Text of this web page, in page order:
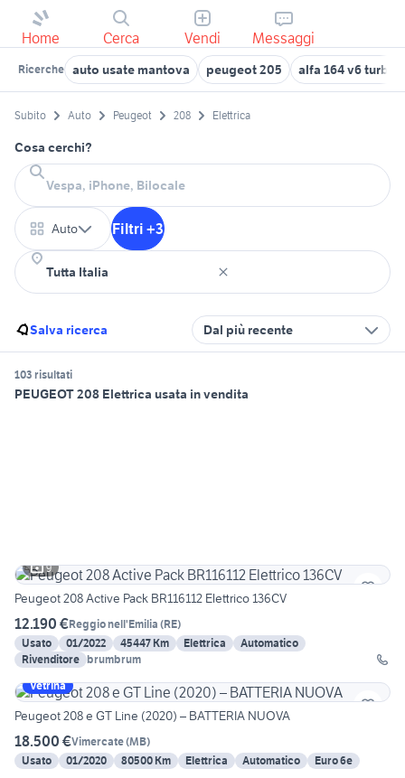
Home Cerca Vendi Messaggi
Ricerche auto usate mantova peugeot 205 alfa 164 v6 turbo
Subito Auto Peugeot 208 Elettrica
Cosa cerchi?
Auto Filtri +3
Salva ricerca Dal più recente
103 risultati
PEUGEOT 208 Elettrica usata in vendita
9
Peugeot 208 Active Pack BR116112 Elettrico 136CV
12.190 €Reggio nell'Emilia (RE)
Usato
01/2022 45447 Km Elettrica
Automatico
Rivenditore brumbrum
Vetrina
Peugeot 208 e GT Line (2020) – BATTERIA NUOVA
18.500 €Vimercate(MB)
Usato
01/2020 80500 Km Elettrica Automatico
Euro 6e